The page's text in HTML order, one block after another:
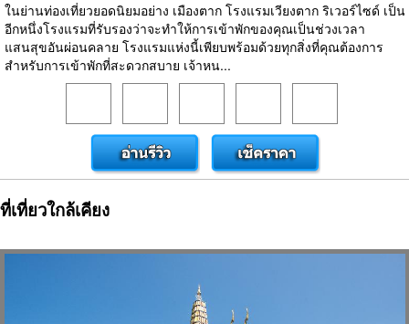
ในย่านท่องเที่ยวยอดนิยมอย่าง เมืองตาก โรงแรมเวียงตาก ริเวอร์ไซด์ เป็น
อีกหนึ่งโรงแรมที่รับรองว่าจะทำให้การเข้าพักของคุณเป็นช่วงเวลา
แสนสุขอันผ่อนคลาย โรงแรมแห่งนี้เพียบพร้อมด้วยทุกสิ่งที่คุณต้องการ
สำหรับการเข้าพักที่สะดวกสบาย เจ้าหน...
ที่เที่ยวใกล้เคียง